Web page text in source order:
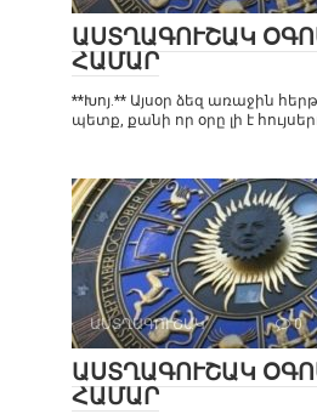
ԱՍՏՂԱԳՈՒՇԱԿ
ՀԱՄԱՐ
**Խոյ.** Այսօր ձեզ առաջին
պետք, քանի որ օրը լի է
ԱՍՏՂԱԳՈՒՇԱԿ 0
ԱՍՏՂԱԳՈՒՇԱԿ
ՀԱՄԱՐ